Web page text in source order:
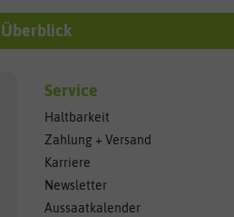
Service
Haltbarkeit
Zahlung + Versand
Karriere
Newsletter
Aussaatkalender